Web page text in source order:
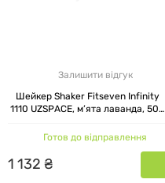
Залишити відгук
Шейкер Shaker Fitseven Infinity
1110 UZSPACE, м’ята лаванда, 500
Готов до відправлення
1 132 ₴